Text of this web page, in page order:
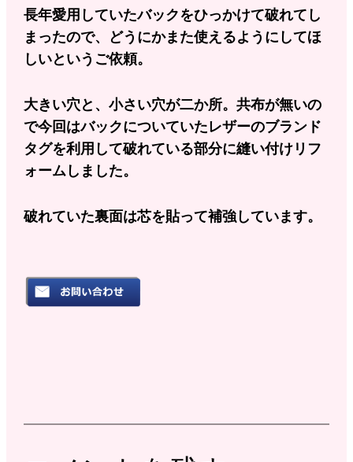
長年愛用していたバックをひっかけて破れてし
まったので、どうにかまた使えるようにしてほ
しいというご依頼。
大きい穴と、小さい穴が二か所。共布が無いの
で今回はバックについていたレザーのブランド
タグを利用して破れている部分に縫い付けリフ
ォームしました。
破れていた裏面は芯を貼って補強しています。